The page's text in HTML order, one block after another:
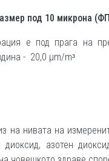
под 10 микрона
е под прага на
- 20,0 µm/mᶟ
на нивата на
диоксид, азотен